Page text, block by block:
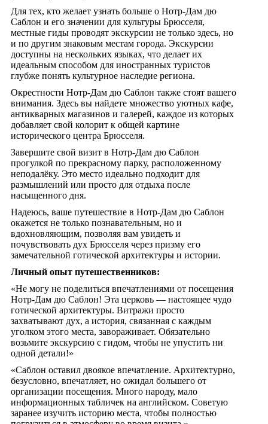
Для тех, кто желает узнать больше о Нотр-Дам дю
Саблон и его значении для культуры Брюсселя,
местные гиды проводят экскурсии не только здесь, но
и по другим знаковым местам города. Экскурсии
доступны на нескольких языках, что делает их
идеальным способом для иностранных туристов
глубже понять культурное наследие региона.
Окрестности Нотр-Дам дю Саблон также стоят вашего
внимания. Здесь вы найдете множество уютных кафе,
антикварных магазинов и галерей, каждое из которых
добавляет свой колорит к общей картине
исторического центра Брюсселя.
Завершите свой визит в Нотр-Дам дю Саблон
прогулкой по прекрасному парку, расположенному
неподалёку. Это место идеально подходит для
размышлений или просто для отдыха после
насыщенного дня.
Надеюсь, ваше путешествие в Нотр-Дам дю Саблон
окажется не только познавательным, но и
вдохновляющим, позволяя вам увидеть и
почувствовать дух Брюсселя через призму его
замечательной готической архитектуры и истории.
Личный опыт путешественников:
«Не могу не поделиться впечатлениями от посещения
Нотр-Дам дю Саблон! Эта церковь — настоящее чудо
готической архитектуры. Витражи просто
захватывают дух, а история, связанная с каждым
уголком этого места, завораживает. Обязательно
возьмите экскурсию с гидом, чтобы не упустить ни
одной детали!»
«Саблон оставил двоякое впечатление. Архитектурно,
безусловно, впечатляет, но ожидал большего от
организации посещения. Много народу, мало
информационных табличек на английском. Советую
заранее изучить историю места, чтобы полностью